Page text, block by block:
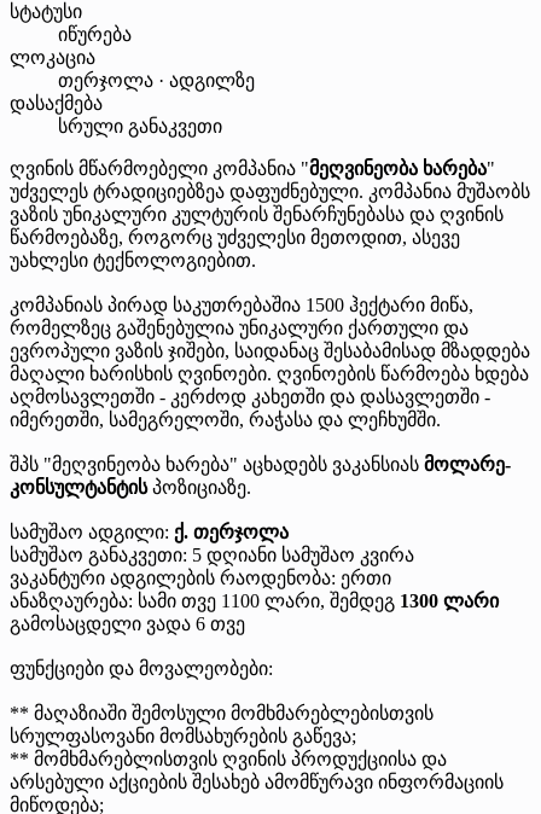
სტატუსი
იწურება
ლოკაცია
თერჯოლა · ადგილზე
დასაქმება
სრული განაკვეთი
ღვინის მწარმოებელი კომპანია "მეღვინეობა ხარება"
უძველეს ტრადიციებზეა დაფუძნებული. კომპანია მუშაობს
ვაზის უნიკალური კულტურის შენარჩუნებასა და ღვინის
წარმოებაზე, როგორც უძველესი მეთოდით, ასევე
უახლესი ტექნოლოგიებით.
კომპანიას პირად საკუთრებაშია 1500 ჰექტარი მიწა,
რომელზეც გაშენებულია უნიკალური ქართული და
ევროპული ვაზის ჯიშები, საიდანაც შესაბამისად მზადდება
მაღალი ხარისხის ღვინოები. ღვინოების წარმოება ხდება
აღმოსავლეთში - კერძოდ კახეთში და დასავლეთში -
იმერეთში, სამეგრელოში, რაჭასა და ლეჩხუმში.
შპს "მეღვინეობა ხარება" აცხადებს ვაკანსიას მოლარე-
კონსულტანტისპოზიციაზე.
სამუშაო ადგილი: ქ. თერჯოლა
სამუშაო განაკვეთი: 5 დღიანი სამუშაო კვირა
ვაკანტური ადგილების რაოდენობა: ერთი
ანაზღაურება: სამი თვე 1100 ლარი, შემდეგ 1300 ლარი
გამოსაცდელი ვადა 6 თვე
ფუნქციები და მოვალეობები:
** მაღაზიაში შემოსული მომხმარებლებისთვის
სრულფასოვანი მომსახურების გაწევა;
** მომხმარებლისთვის ღვინის პროდუქციისა და
არსებული აქციების შესახებ ამომწურავი ინფორმაციის
მიწოდება;